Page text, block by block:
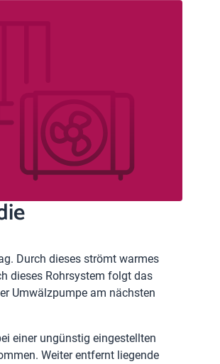
Durch dieses strömt warmes
dieses Rohrsystem folgt das
Umwälzpumpe am nächsten
einer ungünstig eingestellten
Weiter entfernt liegende